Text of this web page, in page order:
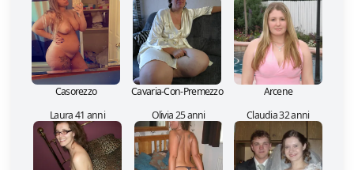
Casorezzo Cavaria-Con-Premezzo
Arcene
Laura 41 anni
Olivia 25 anni Claudia 32 anni